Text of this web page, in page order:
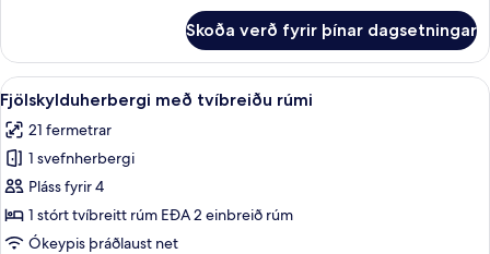
herbergi
Skoða verð fyrir þínar dagsetningar
Skoða
allar
myndir
fyrir
Fjölskylduherbergi
með
tvíbreiðu
Fjölskylduherbergi með tvíbreiðu
5
Fjölskylduherbergi með tvíbreiðu rúmi
21 fermetrar
1 svefnherbergi
Pláss fyrir 4
1 stórt tvíbreitt rúm EÐA 2 einbreið rúm
Ókeypis þráðlaust net